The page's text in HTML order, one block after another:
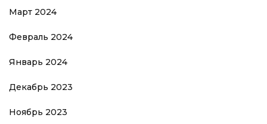
Март 2024
Февраль 2024
Январь 2024
Декабрь 2023
Ноябрь 2023